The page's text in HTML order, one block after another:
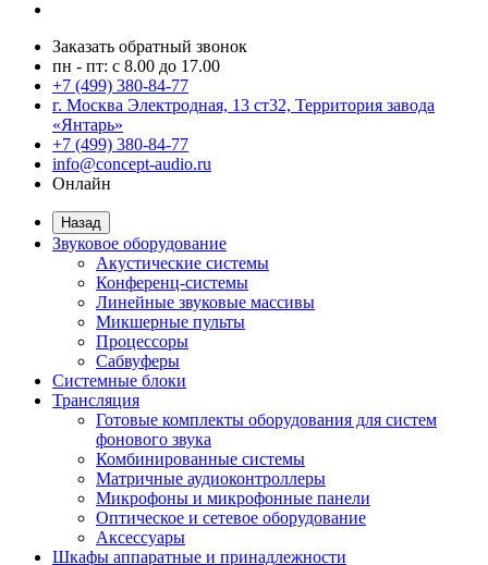
Заказать обратный звонок
пн - пт: с 8.00 до 17.00
+7 (499) 380-84-77
г. Москва Электродная, 13 ст32, Территория завода
«Янтарь»
+7 (499) 380-84-77
info@concept-audio.ru
Онлайн
Назад
Звуковое оборудование
Акустические системы
Конференц-системы
Линейные звуковые массивы
Микшерные пульты
Процессоры
Сабвуферы
Системные блоки
Трансляция
Готовые комплекты оборудования для систем
фонового звука
Комбинированные системы
Матричные аудиоконтроллеры
Микрофоны и микрофонные панели
Оптическое и сетевое оборудование
Аксессуары
Шкафы аппаратные и принадлежности